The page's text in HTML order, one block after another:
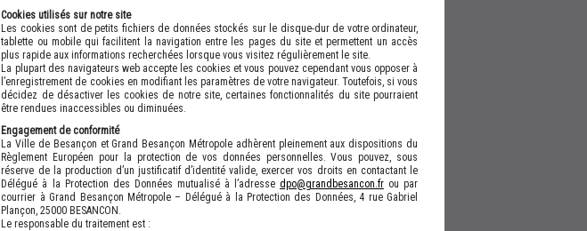
Cookies utilisés sur notre site
Les cookies sont de petits fichiers de données stockés sur le disque-dur de votre ordinateur,
tablette ou mobile qui facilitent la navigation entre les pages du site et permettent un accès
plus rapide aux informations recherchées lorsque vous visitez régulièrement le site.
La plupart des navigateurs web accepte les cookies et vous pouvez cependant vous opposer à
l’enregistrement de cookies en modifiant les paramètres de votre navigateur. Toutefois, si vous
décidez de désactiver les cookies de notre site, certaines fonctionnalités du site pourraient
être rendues inaccessibles ou diminuées.
Engagement de conformité
La Ville de Besançon et Grand Besançon Métropole adhèrent pleinement aux dispositions du
Règlement Européen pour la protection de vos données personnelles. Vous pouvez, sous
réserve de la production d’un justificatif d’identité valide, exercer vos droits en contactant le
Délégué à la Protection des Données mutualisé à l’adresse dpo@grandbesancon.frou par
courrier à Grand Besançon Métropole – Délégué à la Protection des Données, 4 rue Gabriel
Plançon, 25000 BESANCON.
Le responsable du traitement est :